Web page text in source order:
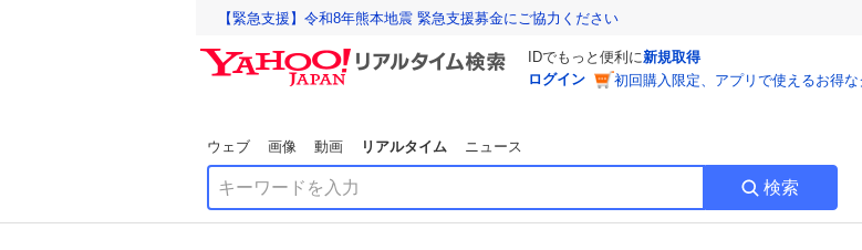
【緊急支援】令和8年熊本地震 緊急支援募金にご協力ください
IDでもっと便利に新規取得
ログイン
初回購入限定、アプリで使えるお得な
ウェブ 画像 動画 リアルタイム ニュース
検索